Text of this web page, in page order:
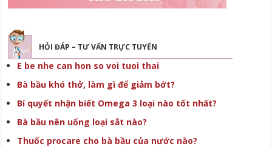
HỎI ĐÁP – TƯ VẤN TRỰC TUYẾN
E be nhe can hon so voi tuoi thai
Bà bầu khó thở, làm gì để giảm bớt?
Bí quyết nhận biết Omega 3 loại nào tốt nhất?
Bà bầu nên uống loại sắt nào?
Thuốc procare cho bà bầu của nước nào?